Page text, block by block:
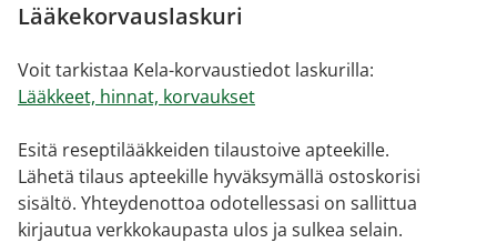
Lääkekorvauslaskuri
Voit tarkistaa Kela-korvaustiedot laskurilla:
Lääkkeet, hinnat, korvaukset
Esitä reseptilääkkeiden tilaustoive apteekille.
Lähetä tilaus apteekille hyväksymällä ostoskorisi
sisältö. Yhteydenottoa odotellessasi on sallittua
kirjautua verkkokaupasta ulos ja sulkea selain.